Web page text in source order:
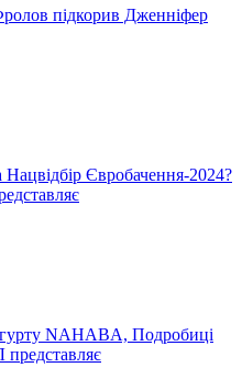
підкорив Дженніфер
Євробачення-2024?
NAHABA, Подробиці